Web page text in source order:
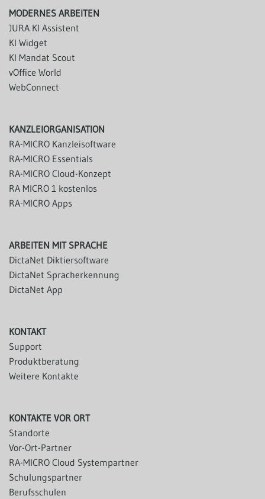
MODERNES ARBEITEN
JURA KI Assistent
KI Widget
KI Mandat Scout
vOffice World
WebConnect
KANZLEIORGANISATION
RA-MICRO Kanzleisoftware
RA-MICRO Essentials
RA-MICRO Cloud-Konzept
RA MICRO 1 kostenlos
RA-MICRO Apps
ARBEITEN MIT SPRACHE
DictaNet Diktiersoftware
DictaNet Spracherkennung
DictaNet App
KONTAKT
Support
Produktberatung
Weitere Kontakte
KONTAKTE VOR ORT
Standorte
Vor-Ort-Partner
RA-MICRO Cloud Systempartner
Schulungspartner
Berufsschulen